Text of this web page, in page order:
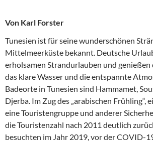
Von Karl Forster
Tunesien ist für seine wunderschönen
Mittelmeerküste bekannt. Deutsche
erholsamen Strandurlauben und genießen
das klare Wasser und die entspannte
Badeorte in Tunesien sind Hammamet,
Djerba. Im Zug des „arabischen Frühling“,
eine Touristengruppe und anderer
die Touristenzahl nach 2011 deutlich
besuchten im Jahr 2019, vor der COVID-